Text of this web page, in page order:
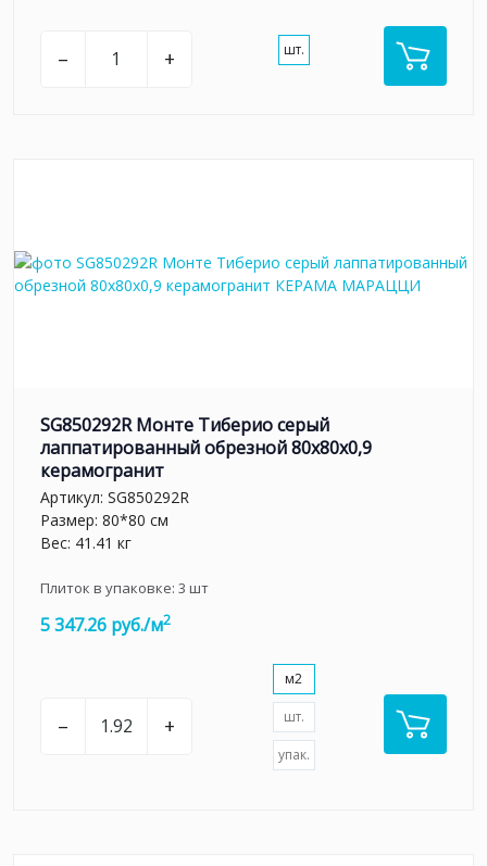
– + шт.
SG850292R Монте Тиберио серый
лаппатированный обрезной 80x80x0,9
керамогранит
Артикул: SG850292R
Размер: 80*80 см
Вес: 41.41 кг
Плиток в упаковке: 3 шт
5 347.26 руб./м2
– +
м2
шт.
упак.